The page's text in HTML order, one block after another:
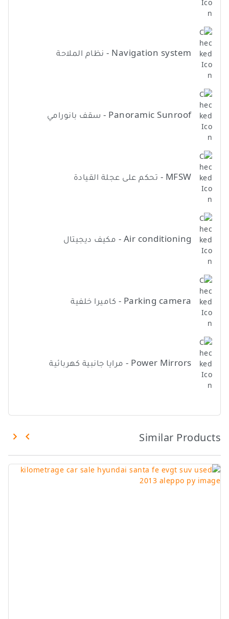
Navigation system - نظام الملاحة
Panoramic Sunroof - سقف بانورامي
MFSW - تحكم على عجلة القيادة
Air conditioning - مكيف ديجيتال
Parking camera - كاميرا خلفية
Power Mirrors - مرايا جانبية كهربائية
Similar Products